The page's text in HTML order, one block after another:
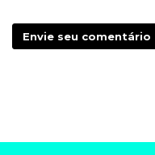
Envie seu comentário